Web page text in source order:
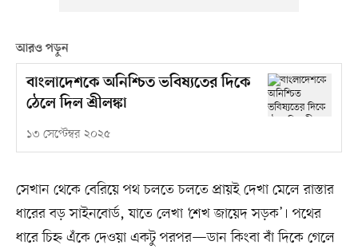
আরও পড়ুন
বাংলাদেশকে অনিশ্চিত ভবিষ্যতের দিকে
ঠেলে দিল শ্রীলঙ্কা
১৩ সেপ্টেম্বর ২০২৫
সেখান থেকে বেরিয়ে পথ চলতে চলতে প্রায়ই দেখা মেলে রাস্তার
ধারের বড় সাইনবোর্ড, যাতে লেখা ‘শেখ জায়েদ সড়ক’। পথের
ধারে চিহ্ন এঁকে দেওয়া একটু পরপর—ডান কিংবা বাঁ দিকে গেলে